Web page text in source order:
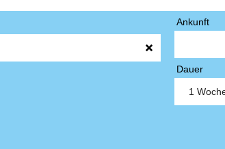
Ankunft
Dauer